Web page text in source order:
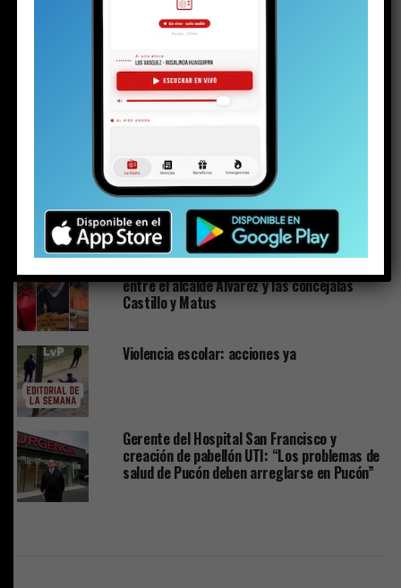
Plan de Descontaminación del Lago Villarrica
sería publicado la próxima semana o en los
Alcalde no acepta la renuncia de asesor de
Riesgos: Esteban Backit se reintegra el
Lago Caburgua muestra signos de
recuperación tras intensas lluvias:
precipitaciones aumentan casi un 24%
respecto de 2025
entre el alcalde Álvarez y las concejalas
Castillo y Matus
Violencia escolar: acciones ya
Gerente del Hospital San Francisco y
creación de pabellón UTI: “Los problemas de
salud de Pucón deben arreglarse en Pucón”